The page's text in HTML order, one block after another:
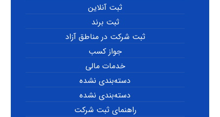
ثبت آنلاین
ثبت برند
ثبت شرکت در مناطق آزاد
جواز کسب
خدمات مالی
دسته‌بندی نشده
دسته‌بندی نشده
راهنمای ثبت شرکت